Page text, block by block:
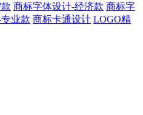
商标字体设计-经济款 商标字
业款 商标卡通设计 LOGO精